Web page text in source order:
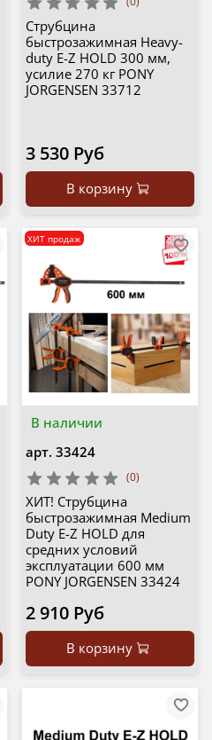
Струбцина
быстрозажимная Heavy-
duty E-Z HOLD 300 мм,
усилие 270 кг PONY
JORGENSEN 33712
3 530 Руб
В корзину
В наличии
ХИТ продаж
арт. 33424
(0)
ХИТ! Струбцина
быстрозажимная Medium
Duty E-Z HOLD для
средних условий
эксплуатации 600 мм
PONY JORGENSEN 33424
2 910 Руб
В корзину